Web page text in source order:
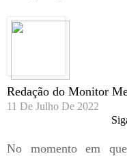
Redação do Monitor
11 De Julho De 2022
No momento em